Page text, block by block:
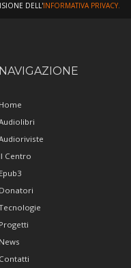
DELL'INFORMATIVA PRIVACY.
NAVIGAZIONE
Home
Il Centro
Epub3
Donatori
Progetti
News
Contatti